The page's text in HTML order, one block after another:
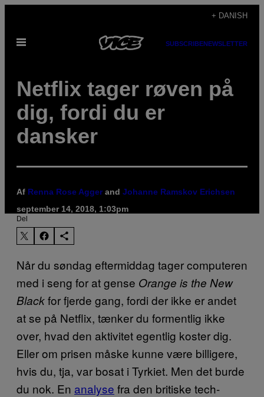
indhold
+ DANISH
Åbn
SUBSCRIBENEWSLETTER
Netflix tager røven på
dig, fordi du er
dansker
Af Renna Rose Aggerand Johanne Ramskov Erichsen
september 14, 2018, 1:03pm
Del
Når du søndag eftermiddag tager computeren
med i seng for at gense Orange is the New
Blackfor fjerde gang, fordi der ikke er andet
at se på Netflix, tænker du formentlig ikke
over, hvad den aktivitet egentlig koster dig.
Eller om prisen måske kunne være billigere,
hvis du, tja, var bosat i Tyrkiet. Men det burde
du nok. En analyse fra den britiske tech-